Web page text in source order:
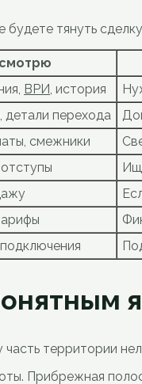
тянуть
ВРИ , история
детали перехода
смежники
территории
Прибрежная